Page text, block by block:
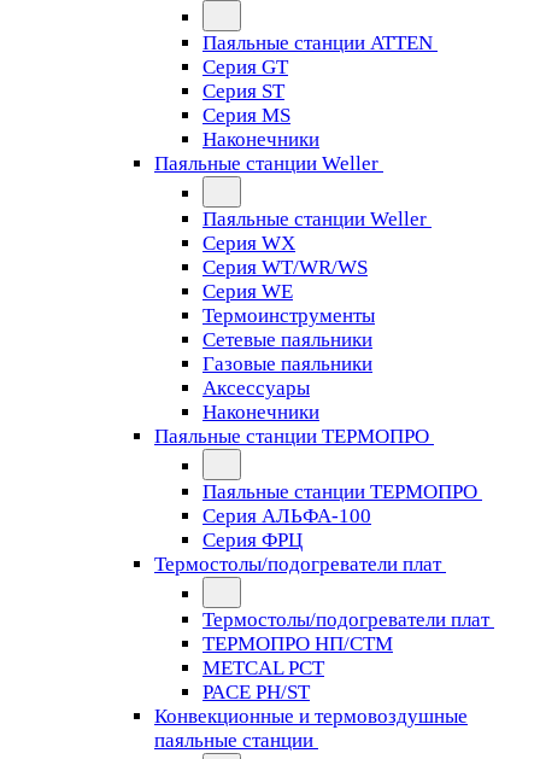
Паяльные станции ATTEN
Серия GT
Серия ST
Серия MS
Наконечники
Паяльные станции Weller
Паяльные станции Weller
Серия WX
Серия WT/WR/WS
Серия WE
Термоинструменты
Сетевые паяльники
Газовые паяльники
Аксессуары
Наконечники
Паяльные станции ТЕРМОПРО
Паяльные станции ТЕРМОПРО
Серия АЛЬФА-100
Серия ФРЦ
Термостолы/подогреватели плат
Термостолы/подогреватели плат
ТЕРМОПРО НП/СТМ
METCAL PCT
PACE PH/ST
Конвекционные и термовоздушные
паяльные станции